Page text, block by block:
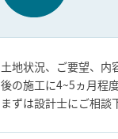
土地状況、ご要望、内
後の施工に4~5ヵ月程
まずは設計士にご相談